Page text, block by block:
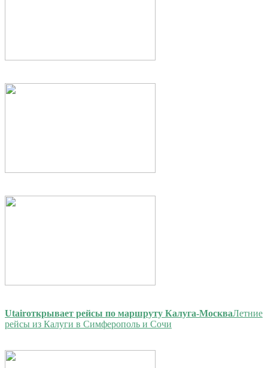
Utairоткрывает рейсы по маршруту Калуга-МоскваЛетние
рейсы из Калуги в Симферополь и Сочи